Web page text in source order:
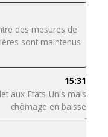
des mesures de
sont maintenus
15:31
aux Etats-Unis mais
chômage en baisse